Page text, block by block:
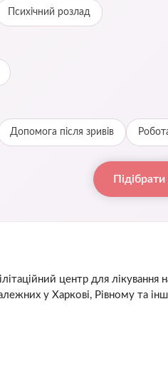
Психічний розлад
Допомога після зривів
центр для лікування
у Харкові, Рівному та